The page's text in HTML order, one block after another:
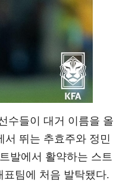
수들이 대거 이름을 올
서 뛰는 추효주와 정민
발에서 활약하는 스트
팀에 처음 발탁됐다.